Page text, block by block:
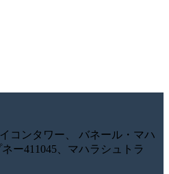
コンタワー、 バネール・マハ
ー411045、マハラシュトラ